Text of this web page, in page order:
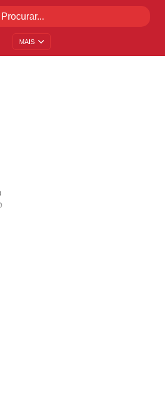
MAIS